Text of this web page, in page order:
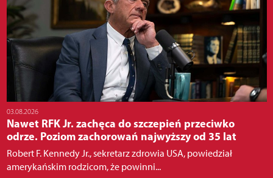
03.08.2026
Nawet RFK Jr. zachęca do szczepień przeciwko
odrze. Poziom zachorowań najwyższy od 35 lat
Robert F. Kennedy Jr., sekretarz zdrowia USA, powiedział
amerykańskim rodzicom, że powinni...